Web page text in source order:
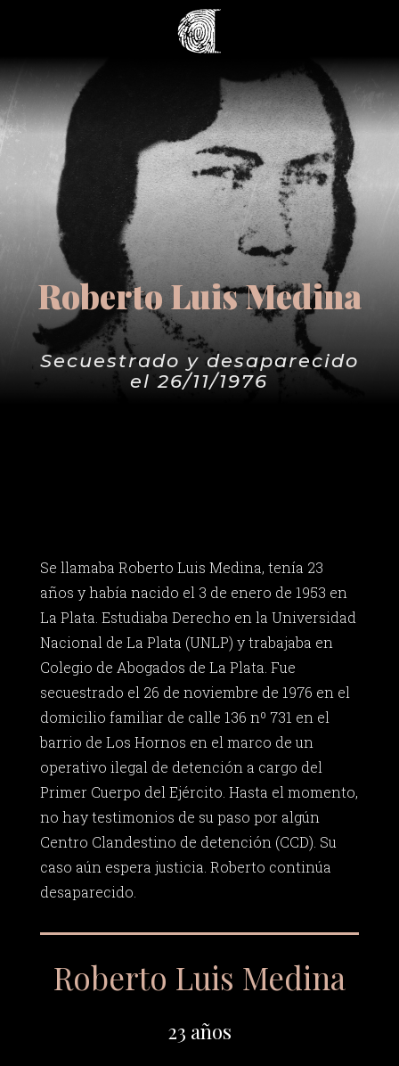
Roberto Luis Medina
Secuestrado y desaparecido
el 26/11/1976
Se llamaba Roberto Luis Medina, tenía 23
años y había nacido el 3 de enero de 1953 en
La Plata. Estudiaba Derecho en la Universidad
Nacional de La Plata (UNLP) y trabajaba en
Colegio de Abogados de La Plata. Fue
secuestrado el 26 de noviembre de 1976 en el
domicilio familiar de calle 136 nº 731 en el
barrio de Los Hornos en el marco de un
operativo ilegal de detención a cargo del
Primer Cuerpo del Ejército. Hasta el momento,
no hay testimonios de su paso por algún
Centro Clandestino de detención (CCD). Su
caso aún espera justicia. Roberto continúa
desaparecido.
Roberto Luis Medina
23 años